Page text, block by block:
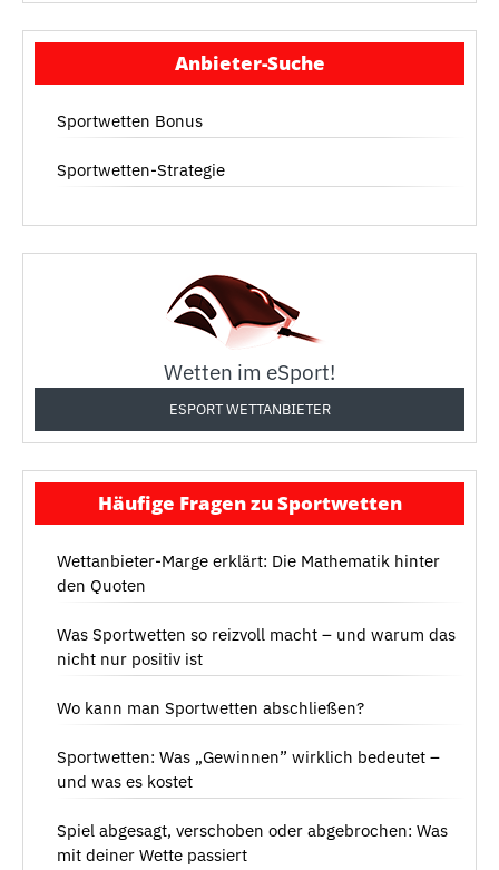
Anbieter-Suche
Sportwetten Bonus
Sportwetten-Strategie
Wetten im eSport!
ESPORT WETTANBIETER
Häufige Fragen zu Sportwetten
Wettanbieter-Marge erklärt: Die Mathematik hinter
den Quoten
Was Sportwetten so reizvoll macht – und warum das
nicht nur positiv ist
Wo kann man Sportwetten abschließen?
Sportwetten: Was „Gewinnen” wirklich bedeutet –
und was es kostet
Spiel abgesagt, verschoben oder abgebrochen: Was
mit deiner Wette passiert